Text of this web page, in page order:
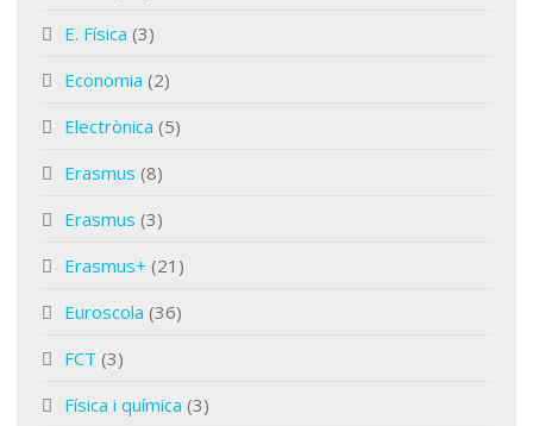
E. Física (3)
Economia (2)
Electrònica (5)
Erasmus (8)
Erasmus (3)
Erasmus+ (21)
Euroscola (36)
FCT (3)
Física i química (3)